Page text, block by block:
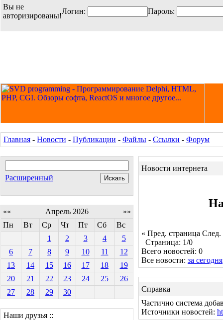
Вы не
авторизированы!
Логин: Пароль:
Главная - Новости - Публикации - Файлы - Ссылки - Форум
Расширенный
«« Апрель 2026
»»
Пн
Вт Ср Чт Пт Сб
Вс
1
2 3 4
5
6
7 8 9 10 11
12
13
14 15 16 17 18
19
20
21 22 23 24 25
26
27
28 29 30
Наши друзья ::
Новости интернета
« Пред. страница След.
Страница: 1/0
Всего новостей: 0
Все новости: за сегодня
Справка
Частично система
Источники новостей: